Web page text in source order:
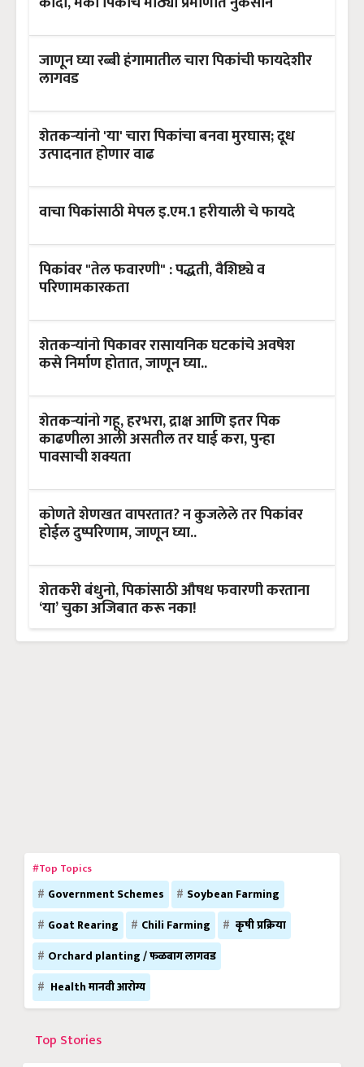
जाणून घ्या रब्बी हंगामातील चारा पिकांची फायदेशीर
लागवड
शेतकऱ्यांनो 'या' चारा पिकांचा बनवा मुरघास; दूध
उत्पादनात होणार वाढ
वाचा पिकांसाठी मेपल इ.एम.1 हरीयाली चे फायदे
पिकांवर "तेल फवारणी" : पद्धती, वैशिष्ट्ये व
परिणामकारकता
शेतकऱ्यांनो पिकावर रासायनिक घटकांचे अवषेश
कसे निर्माण होतात, जाणून घ्या..
शेतकऱ्यांनो गहू, हरभरा, द्राक्ष आणि इतर पिक
काढणीला आली असतील तर घाई करा, पुन्हा
पावसाची शक्यता
कोणते शेणखत वापरतात? न कुजलेले तर पिकांवर
होईल दुष्परिणाम, जाणून घ्या..
शेतकरी बंधुनो, पिकांसाठी औषध फवारणी करताना
‘या’ चुका अजिबात करू नका!
#Top Topics
Government Schemes
Soybean Farming
Goat Rearing
Chili Farming
कृषी प्रक्रिया
Orchard planting / फळबाग लागवड
Health मानवी आरोग्य
Top Stories